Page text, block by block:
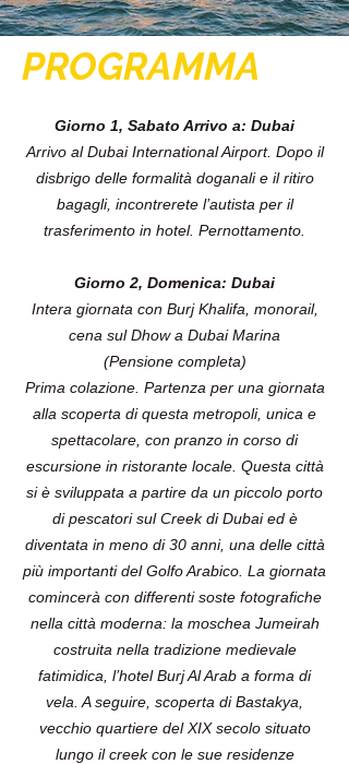
PROGRAMMA
Giorno 1, Sabato Arrivo a: Dubai
Arrivo al Dubai International Airport. Dopo il
disbrigo delle formalità doganali e il ritiro
bagagli, incontrerete l’autista per il
trasferimento in hotel. Pernottamento.
Giorno 2, Domenica: Dubai
Intera giornata con Burj Khalifa, monorail,
cena sul Dhow a Dubai Marina
(Pensione completa)
Prima colazione. Partenza per una giornata
alla scoperta di questa metropoli, unica e
spettacolare, con pranzo in corso di
escursione in ristorante locale. Questa città
si è sviluppata a partire da un piccolo porto
di pescatori sul Creek di Dubai ed è
diventata in meno di 30 anni, una delle città
più importanti del Golfo Arabico. La giornata
comincerà con differenti soste fotografiche
nella città moderna: la moschea Jumeirah
costruita nella tradizione medievale
fatimidica, l’hotel Burj Al Arab a forma di
vela. A seguire, scoperta di Bastakya,
vecchio quartiere del XIX secolo situato
lungo il creek con le sue residenze